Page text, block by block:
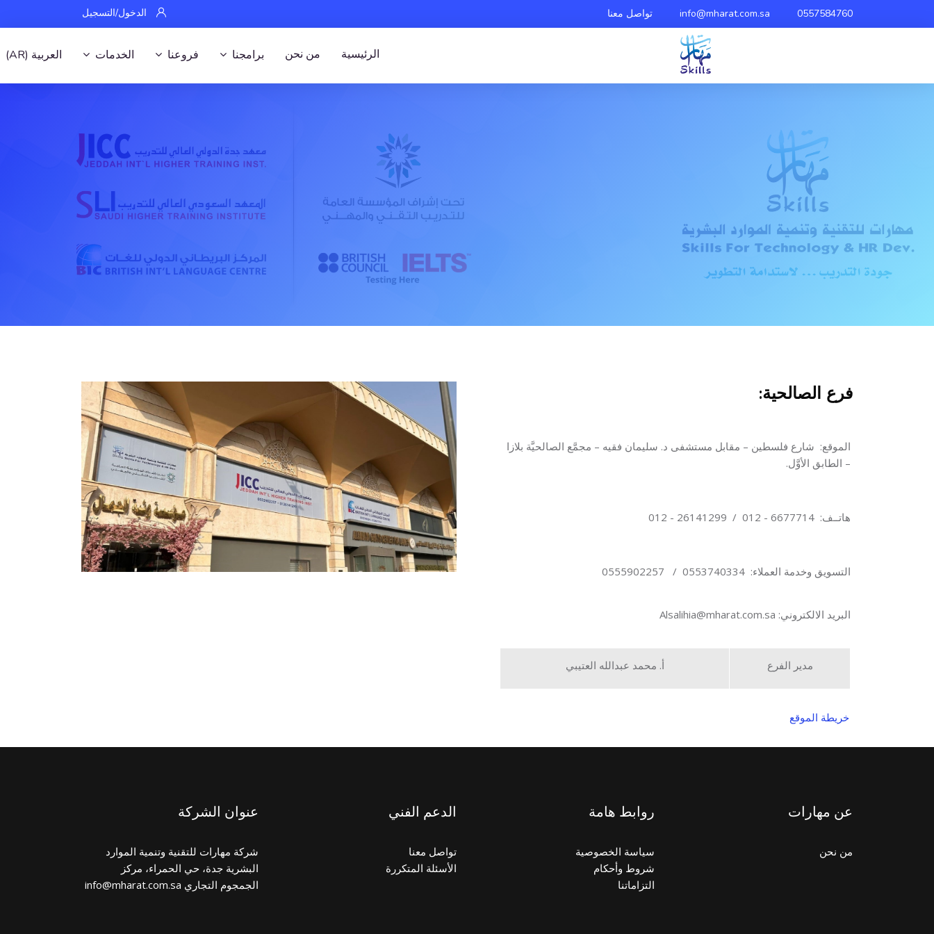
0557584760
info@mharat.com.sa تواصل معنا الدخول/التسجيل
العربية ‎(AR)‎ الخدمات فروعنا برامجنا من نحن الرئيسية
تخطى إلى المحتوى الرئيسيفرع الصالحية:
الموقع: شارع فلسطين – مقابل مستشفى د. سليمان فقيه – مجمَّع الصالحيَّة بلازا
– الطابق الأوَّل.
هاتــف: 6677714 -
012
/
- 012
التسويق وخدمة العملاء: 0553740334 / 0555902257
البريد الالكتروني: Alsalihia@mharat.com.sa
مدير الفرع أ. محمد عبدالله العتيبي
خريطة الموقع
عن مهارات
من نحن
روابط هامة
سياسة الخصوصية
شروط وأحكام
التزاماتنا
الدعم الفني
تواصل معنا
الأسئلة المتكررة
عنوان الشركة
شركة مهارات للتقنية وتنمية الموارد
البشرية جدة، حي الحمراء، مركز
الجمجوم التجاري info@mharat.com.sa